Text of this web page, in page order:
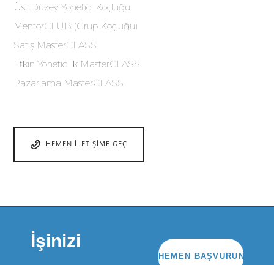
Üst Düzey Yönetici Koçluğu
MentorCLUB (Grup Koçluğu)
Satış MasterCLASS
Etkin Yöneticilik MasterCLASS
Pazarlama MasterCLASS
HEMEN İLETIŞIME GEÇ
İşinizi
HEMEN BAŞVURUN